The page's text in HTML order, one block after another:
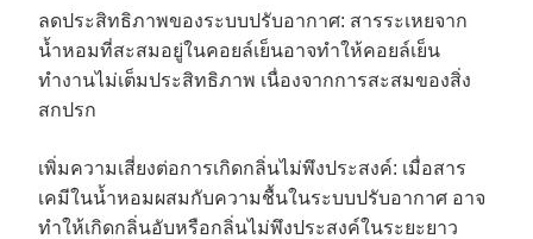
ลดประสิทธิภาพของระบบปรับอากาศ: สารระเหยจาก
น้ำหอมที่สะสมอยู่ในคอยล์เย็นอาจทำให้คอยล์เย็น
ทำงานไม่เต็มประสิทธิภาพ เนื่องจากการสะสมของสิ่ง
สกปรก
เพิ่มความเสี่ยงต่อการเกิดกลิ่นไม่พึงประสงค์: เมื่อสาร
เคมีในน้ำหอมผสมกับความชื้นในระบบปรับอากาศ อาจ
ทำให้เกิดกลิ่นอับหรือกลิ่นไม่พึงประสงค์ในระยะยาว